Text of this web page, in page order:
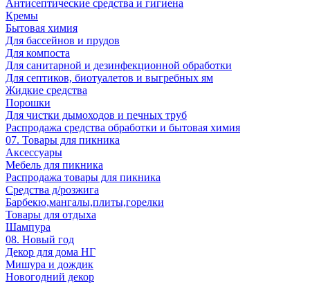
Антисептические средства и гигиена
Кремы
Бытовая химия
Для бассейнов и прудов
Для компоста
Для санитарной и дезинфекционной обработки
Для септиков, биотуалетов и выгребных ям
Жидкие средства
Порошки
Для чистки дымоходов и печных труб
Распродажа средства обработки и бытовая химия
07. Товары для пикника
Аксессуары
Мебель для пикника
Распродажа товары для пикника
Средства д/розжига
Барбекю,мангалы,плиты,горелки
Товары для отдыха
Шампура
08. Новый год
Декор для дома НГ
Мишура и дождик
Новогодний декор